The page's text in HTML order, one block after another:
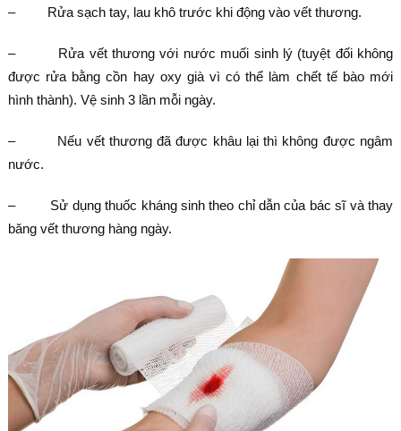
– Rửa sạch tay, lau khô trước khi động vào vết thương.
– Rửa vết thương với nước muối sinh lý (tuyệt đối không
được rửa bằng cồn hay oxy già vì có thể làm chết tế bào mới
hình thành). Vệ sinh 3 lần mỗi ngày.
– Nếu vết thương đã được khâu lại thì không được ngâm
nước.
– Sử dụng thuốc kháng sinh theo chỉ dẫn của bác sĩ và thay
băng vết thương hàng ngày.